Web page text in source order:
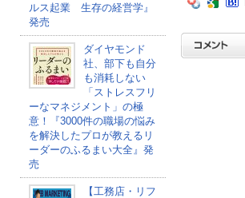
ルス起業 生存の経営学』
発売
ダイヤモンド
社、部下も自分
も消耗しない
「ストレスフリ
ーなマネジメント」の極
意！『3000件の職場の悩み
を解決したプロが教えるリ
ーダーのふるまい大全』発
売
【工務店・リフ